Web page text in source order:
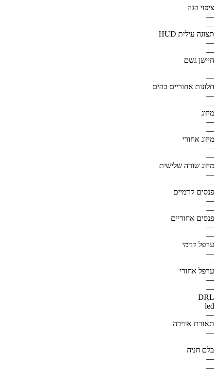
ציפוי הגה
—
—
תצוגה עילית HUD
—
—
חיישן גשם
—
—
חלונות אחוריים כהים
—
—
מיזוג
—
—
מיזוג אחורי
—
—
מיזוג שורה שלישית
—
—
פנסים קדמיים
—
—
פנסים אחוריים
—
—
ערפל קדמי
—
—
ערפל אחורי
—
—
DRL
led
—
תאורת אווירה
—
—
בלם חניה
—
—